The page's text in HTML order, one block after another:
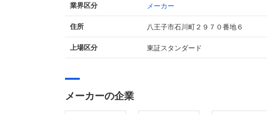
業界区分 メーカー
住所 八王子市石川町２９７０番地６
上場区分 東証スタンダード
メーカーの企業